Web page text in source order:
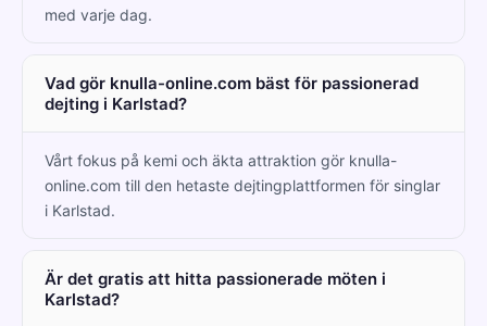
med varje dag.
Vad gör knulla-online.com bäst för passionerad
dejting i Karlstad?
Vårt fokus på kemi och äkta attraktion gör knulla-
online.com till den hetaste dejtingplattformen för singlar
i Karlstad.
Är det gratis att hitta passionerade möten i
Karlstad?